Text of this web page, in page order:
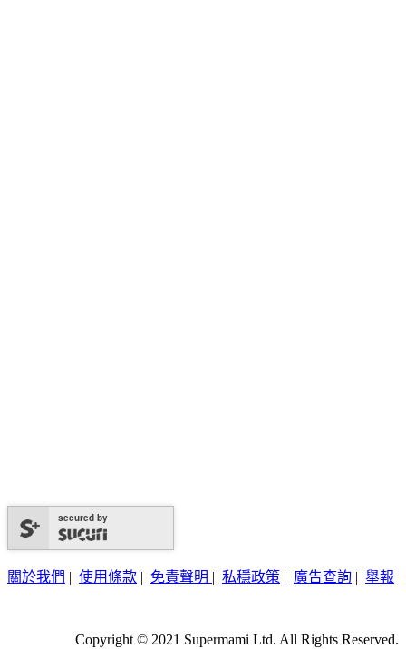
secured by
關於我們 | 使用條款 | 免責聲明 | 私穩政策 | 廣告查詢 | 舉報
Copyright © 2021 Supermami Ltd. All Rights Reserved.